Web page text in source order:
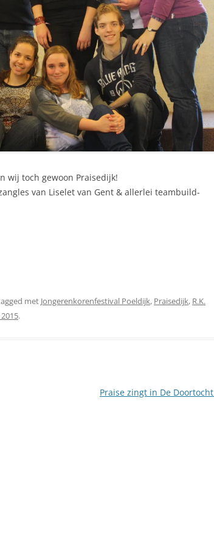
wij toch gewoon Praisedijk!
van Liselet van Gent & allerlei teambuild-
met Jongerenkorenfestival Poeldijk, Praisedijk, R.K.
.
Praise zingt in De Doortocht